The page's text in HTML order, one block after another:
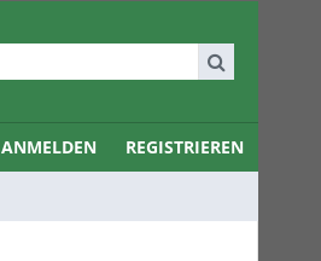
ANMELDEN REGISTRIEREN